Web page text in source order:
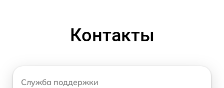
Контакты
Служба поддержки